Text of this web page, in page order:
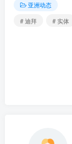
亚洲动态
# 迪拜
# 实体